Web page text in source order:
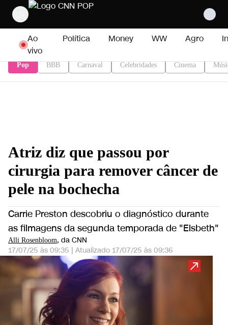
Pular para o conteúdo
Ao
vivo
Política Money WW Agro
Pop BBB Carnaval Celebridades Cinema
Atriz diz que passou por
cirurgia para remover câncer de
pele na bochecha
Carrie Preston descobriu o diagnóstico durante
as filmagens da segunda temporada de "Elsbeth"
Alli Rosenbloom, da CNN
17/07/25 às 09:35 | Atualizado 17/07/25 às 09:36